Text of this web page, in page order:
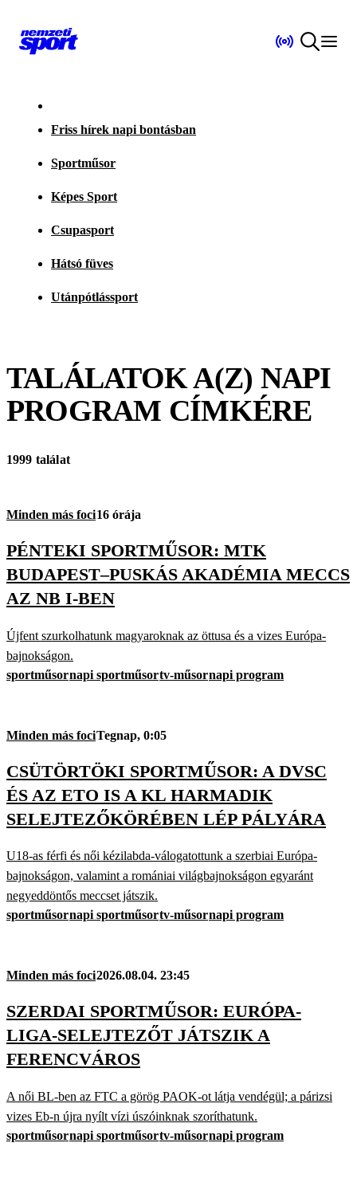
Friss hírek napi bontásban
Sportműsor
Képes Sport
Csupasport
Hátsó füves
Utánpótlássport
TALÁLATOK A(Z) NAPI
PROGRAM CÍMKÉRE
1999 találat
Minden más foci16 órája
PÉNTEKI SPORTMŰSOR: MTK
BUDAPEST–PUSKÁS AKADÉMIA MECCS
AZ NB I-BEN
Újfent szurkolhatunk magyaroknak az öttusa és a vizes Európa-
bajnokságon.
sportműsornapi sportműsortv-műsornapi program
Minden más fociTegnap, 0:05
CSÜTÖRTÖKI SPORTMŰSOR: A DVSC
ÉS AZ ETO IS A KL HARMADIK
SELEJTEZŐKÖRÉBEN LÉP PÁLYÁRA
U18-as férfi és női kézilabda-válogatottunk a szerbiai Európa-
bajnokságon, valamint a romániai világbajnokságon egyaránt
negyeddöntős meccset játszik.
sportműsornapi sportműsortv-műsornapi program
Minden más foci2026.08.04. 23:45
SZERDAI SPORTMŰSOR: EURÓPA-
LIGA-SELEJTEZŐT JÁTSZIK A
FERENCVÁROS
A női BL-ben az FTC a görög PAOK-ot látja vendégül; a párizsi
vizes Eb-n újra nyílt vízi úszóinknak szoríthatunk.
sportműsornapi sportműsortv-műsornapi program